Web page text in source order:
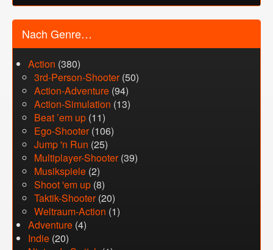
Nach Genre…
Action (380)
3rd-Person-Shooter(50)
Action-Adventure (94)
Action-Simulation (13)
Beat ’em up (11)
Ego-Shooter(106)
Jump 'n Run (25)
Multiplayer-Shooter(39)
Musikspiele (2)
Shoot 'em up (8)
Taktik-Shooter(20)
Weltraum-Action (1)
Adventure (4)
Indie (20)